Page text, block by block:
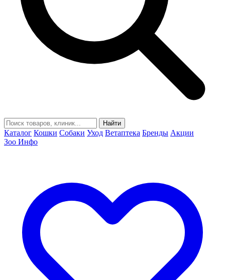
Найти
Каталог Кошки Собаки Уход Ветаптека Бренды Акции
Зоо Инфо